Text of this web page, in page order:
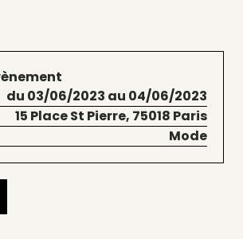
du 03/06/2023 au 04/06/2023
15 Place St Pierre, 75018 Paris
Mode